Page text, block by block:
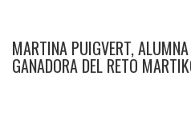
navigation
menu
MARTINA PUIGVERT,
GANADORA DEL RETO